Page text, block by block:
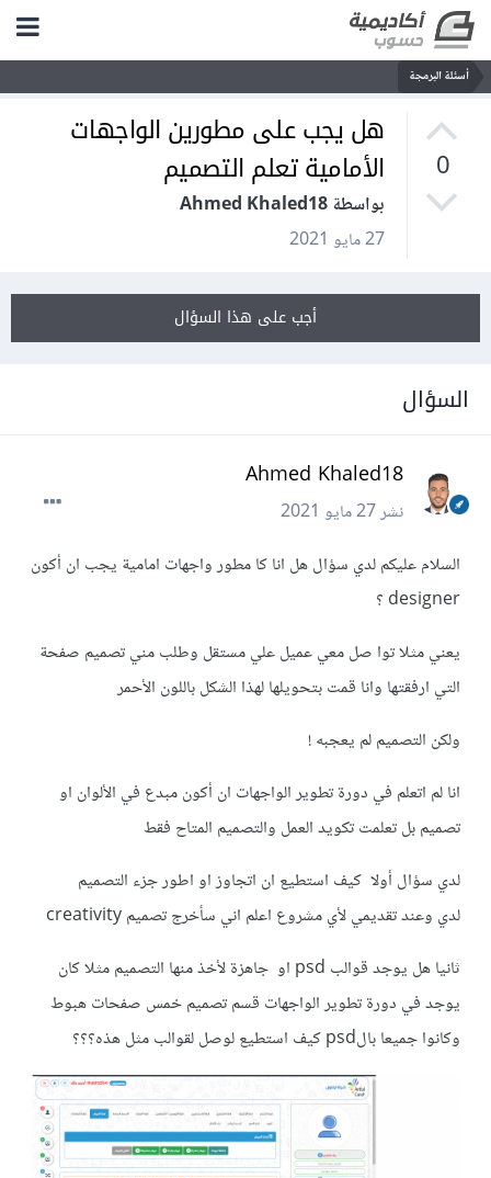
أسئلة البرمجة
0
هل يجب على مطورين الواجهات
الأمامية تعلم التصميم
بواسطة Ahmed Khaled18
27 مايو 2021
أجب على هذا السؤال
السؤال
Ahmed Khaled18
نشر27 مايو 2021
السلام عليكم لدي سؤال هل انا كا مطور واجهات امامية يجب ان أكون
designer ؟
يعني مثلا توا صل معي عميل علي مستقل وطلب مني تصميم صفحة
التي ارفقتها وانا قمت بتحويلها لهذا الشكل باللون الأحمر
ولكن التصميم لم يعجبه !
انا لم اتعلم في دورة تطوير الواجهات ان أكون مبدع في الألوان او
تصميم بل تعلمت تكويد العمل والتصميم المتاح فقط
لدي سؤال أولا كيف استطيع ان اتجاوز او اطور جزء التصميم
لدي وعند تقديمي لأي مشروع اعلم اني سأخرج تصميم creativity
ثانيا هل يوجد قوالب psd او جاهزة لأخذ منها التصميم مثلا كان
يوجد في دورة تطوير الواجهات قسم تصميم خمس صفحات هبوط
وكانوا جميعا بالpsd كيف استطيع لوصل لقوالب مثل هذه؟؟؟